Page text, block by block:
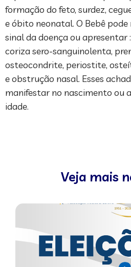
formação do feto, surdez,
e óbito neonatal. O Bebê pode
sinal da doença ou apresentar
coriza sero-sanguinolenta,
osteocondrite, periostite,
e obstrução nasal. Esses
manifestar no nascimento ou
idade.
Veja mais